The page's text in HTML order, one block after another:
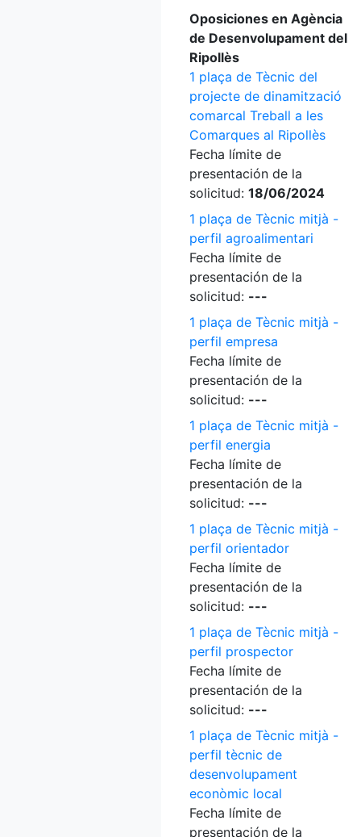
Oposiciones en Agència
de Desenvolupament del
Ripollès
1 plaça de Tècnic del
projecte de dinamització
comarcal Treball a les
Comarques al Ripollès
Fecha límite de
presentación de la
solicitud: 18/06/2024
1 plaça de Tècnic mitjà -
perfil agroalimentari
Fecha límite de
presentación de la
solicitud: ---
1 plaça de Tècnic mitjà -
perfil empresa
Fecha límite de
presentación de la
solicitud: ---
1 plaça de Tècnic mitjà -
perfil energia
Fecha límite de
presentación de la
solicitud: ---
1 plaça de Tècnic mitjà -
perfil orientador
Fecha límite de
presentación de la
solicitud: ---
1 plaça de Tècnic mitjà -
perfil prospector
Fecha límite de
presentación de la
solicitud: ---
1 plaça de Tècnic mitjà -
perfil tècnic de
desenvolupament
econòmic local
Fecha límite de
presentación de la